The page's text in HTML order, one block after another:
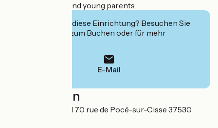
Ideal for couples and young parents.
Interessiert Sie diese Einrichtung? Besuchen Sie
deren Website zum Buchen oder für mehr
E-Mail
Localisation
SCOUPPE Roland 70 rue de Pocé-sur-Cisse 37530